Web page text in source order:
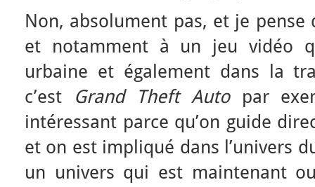
Non, absolument pas, et je pense
et notamment à un jeu vidéo
urbaine et également dans la
c’est
Grand Theft Autopar
intéressant parce qu’on guide
et on est impliqué dans l’univers
un univers qui est maintenant